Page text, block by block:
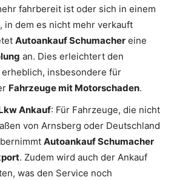
fahrbereit ist oder sich in einem
in dem es nicht mehr verkauft
Autoankauf Schumacher eine
an. Dies erleichtert den
insbesondere für
Fahrzeuge mit Motorschaden.
Ankauf: Für Fahrzeuge, die nicht
von Arnsberg oder Deutschland
Autoankauf Schumacher
. Zudem wird auch der Ankauf
was den Service noch